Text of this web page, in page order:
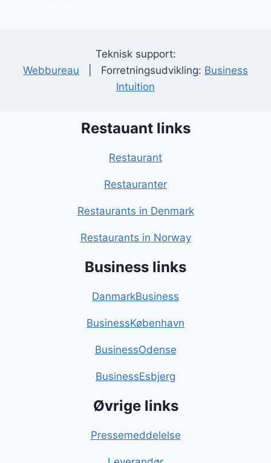
Teknisk support:
Webbureau | Forretningsudvikling: Business
Intuition
Restauant links
Restaurant
Restauranter
Restaurants in Denmark
Restaurants in Norway
Business links
DanmarkBusiness
BusinessKøbenhavn
BusinessOdense
BusinessEsbjerg
Øvrige links
Pressemeddelelse